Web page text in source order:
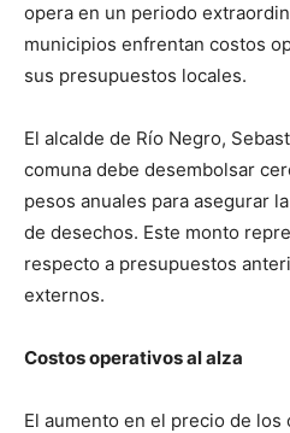
opera en un periodo
municipios enfrentan costos
sus presupuestos locales.
El alcalde de Río Negro,
comuna debe desembolsar
pesos anuales para asegurar
de desechos. Este monto
respecto a presupuestos
externos.
Costos operativos al alza
El aumento en el precio de